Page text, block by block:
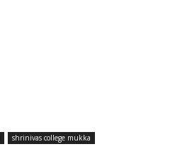
shrinivas college mukka